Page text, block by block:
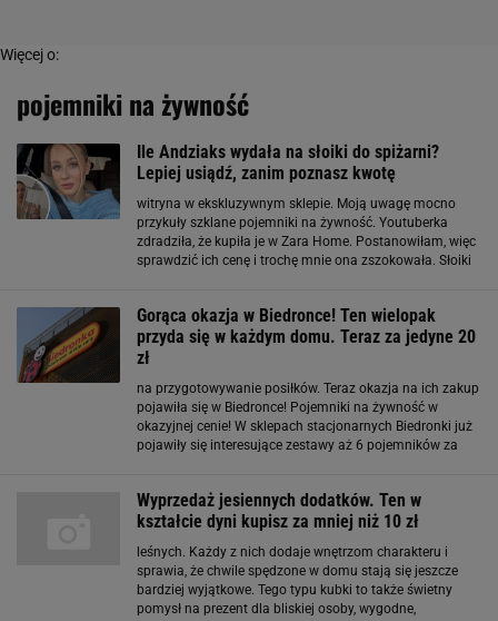
Więcej o:
pojemniki na żywność
Ile Andziaks wydała na słoiki do spiżarni?
Lepiej usiądź, zanim poznasz kwotę
witryna w ekskluzywnym sklepie. Moją uwagę mocno
przykuły szklane pojemniki na żywność. Youtuberka
zdradziła, że kupiła je w Zara Home. Postanowiłam, więc
sprawdzić ich cenę i trochę mnie ona zszokowała. Słoiki
Gorąca okazja w Biedronce! Ten wielopak
przyda się w każdym domu. Teraz za jedyne 20
zł
na przygotowywanie posiłków. Teraz okazja na ich zakup
pojawiła się w Biedronce! Pojemniki na żywność w
okazyjnej cenie! W sklepach stacjonarnych Biedronki już
pojawiły się interesujące zestawy aż 6 pojemników za
Wyprzedaż jesiennych dodatków. Ten w
kształcie dyni kupisz za mniej niż 10 zł
leśnych. Każdy z nich dodaje wnętrzom charakteru i
sprawia, że chwile spędzone w domu stają się jeszcze
bardziej wyjątkowe. Tego typu kubki to także świetny
pomysł na prezent dla bliskiej osoby, wygodne,